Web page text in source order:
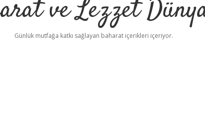
ve Lezzet
Günlük mutfağa katkı sağlayan baharat içerikleri içeriyor.